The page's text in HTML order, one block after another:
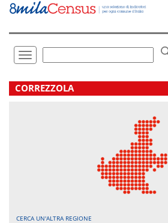
Vai
direttamente
Toggle
navigation
.
CORREZZOLA
CERCA UN'ALTRA REGIONE